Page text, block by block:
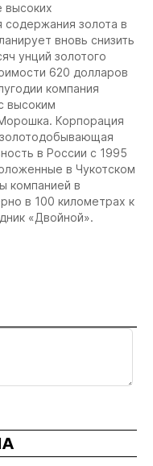
высоких
золота в
вновь снизить
унций золотого
620 долларов
компания
высоким
Корпорация
в России с 1995
в Чукотском
компанией в
в 100 километрах к
«Двойной».